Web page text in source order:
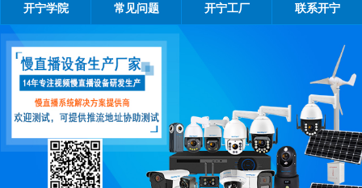
开宁学院 常见问题 开宁工厂 联系开宁